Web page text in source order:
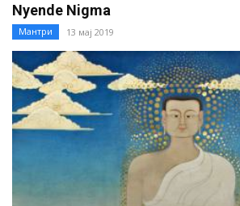
Nyende Nigma
Мантри 13 мај 2019